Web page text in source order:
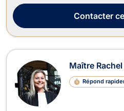
Contacter
Maître Rachel
Répond